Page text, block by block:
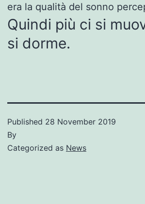
era la qualità del sonno
Quindi più ci si
si dorme.
Published 28 November 2019
By
Categorized as News